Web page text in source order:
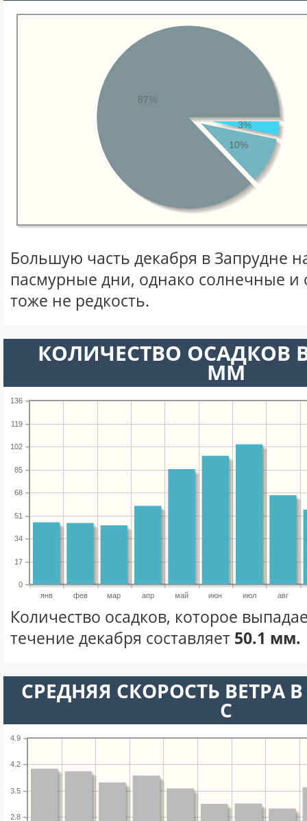
3%
10%
87%
Большую часть декабря в Запрудне
пасмурные дни, однако солнечные
тоже не редкость.
КОЛИЧЕСТВО ОСАДКОВ
ММ
янв фев мар апр май июн июл авг
0
17
34
51
68
85
102
119
136
Количество осадков, которое
течение декабря составляет 50.1 мм.
СРЕДНЯЯ СКОРОСТЬ ВЕТРА
С
2.8
3.5
4.2
4.9